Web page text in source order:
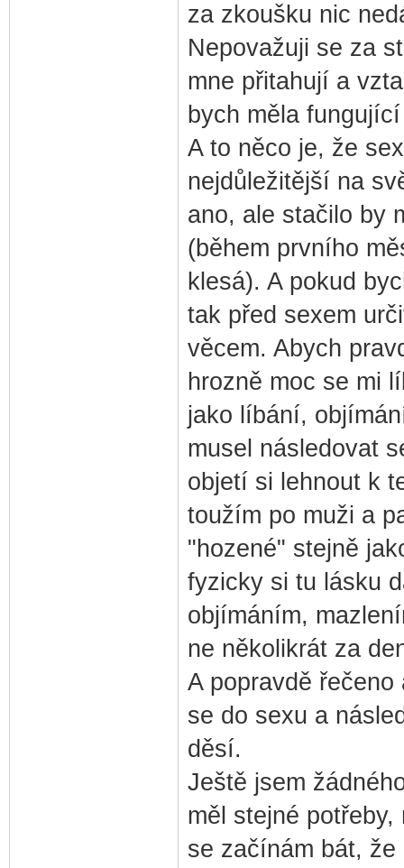
za zkoušku nic
Nepovažuji se za
mne přitahují a
bych měla
A to něco je, že
nejdůležitější na
ano, ale stačilo by
(během prvního
klesá). A pokud
tak před sexem
věcem. Abych
hrozně moc se mi
jako líbání,
musel následovat
objetí si lehnout k
toužím po muži a
"hozené" stejně
fyzicky si tu lásku
objímáním,
ne několikrát za
A popravdě
se do sexu a
děsí.
Ještě jsem
měl stejné
se začínám bát,